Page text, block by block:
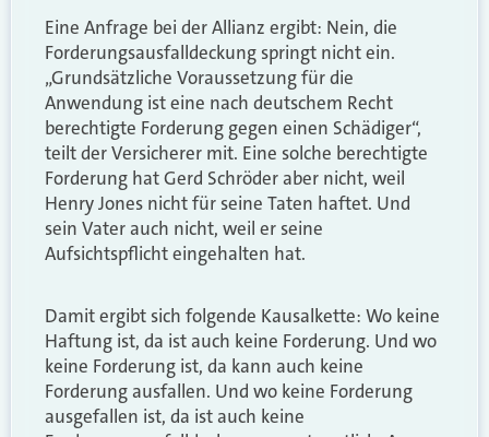
Eine Anfrage bei der Allianz ergibt: Nein, die
Forderungsausfalldeckung springt nicht ein.
„Grundsätzliche Voraussetzung für die
Anwendung ist eine nach deutschem Recht
berechtigte Forderung gegen einen Schädiger“,
teilt der Versicherer mit. Eine solche berechtigte
Forderung hat Gerd Schröder aber nicht, weil
Henry Jones nicht für seine Taten haftet. Und
sein Vater auch nicht, weil er seine
Aufsichtspflicht eingehalten hat.
Damit ergibt sich folgende Kausalkette: Wo keine
Haftung ist, da ist auch keine Forderung. Und wo
keine Forderung ist, da kann auch keine
Forderung ausfallen. Und wo keine Forderung
ausgefallen ist, da ist auch keine